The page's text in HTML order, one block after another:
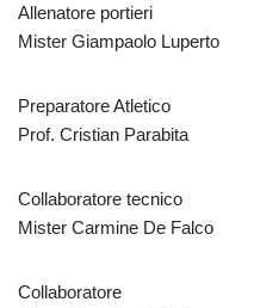
Allenatore portieri
Mister Giampaolo Luperto
Preparatore Atletico
Prof. Cristian Parabita
Collaboratore tecnico
Mister Carmine De Falco
Collaboratore